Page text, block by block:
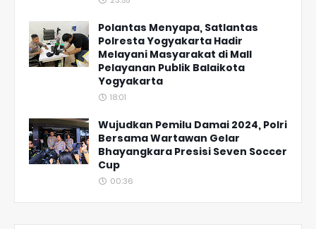
Polantas Menyapa, Satlantas
Polresta Yogyakarta Hadir
Melayani Masyarakat di Mall
Pelayanan Publik Balaikota
Yogyakarta
18:01
Wujudkan Pemilu Damai 2024, Polri
Bersama Wartawan Gelar
Bhayangkara Presisi Seven Soccer
Cup
00:36